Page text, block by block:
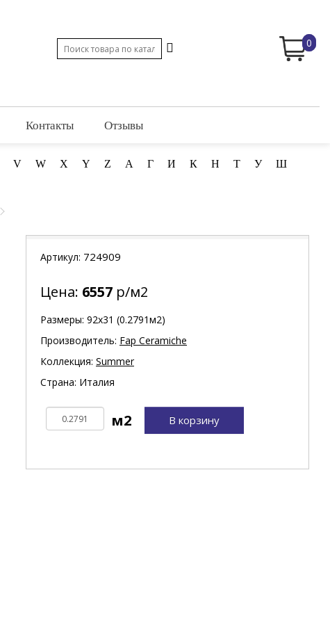
0
Контакты Отзывы
V W X Y Z А Г И К Н Т У Ш
Артикул: 724909
Цена: 6557 р/м2
Размеры: 92х31 (0.2791м2)
Производитель: Fap Ceramiche
Коллекция: Summer
Страна: Италия
В корзину